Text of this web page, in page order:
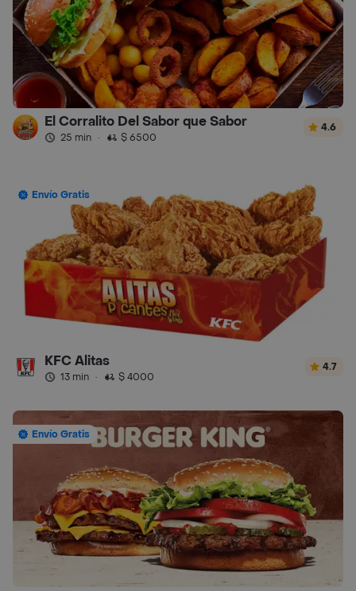
El Corralito Del Sabor que Sabor
25 min · $ 6500
4.6
Envío Gratis
KFC Alitas
13 min · $ 4000
4.7
Envío Gratis